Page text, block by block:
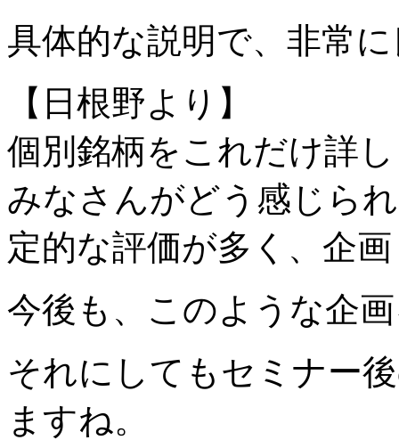
具体的な説明で、非常
【日根野より】
個別銘柄をこれだけ詳
みな さんがどう感じら
定的な評価が多く、企
今後も、このような企
それにしてもセミナー
ますね。